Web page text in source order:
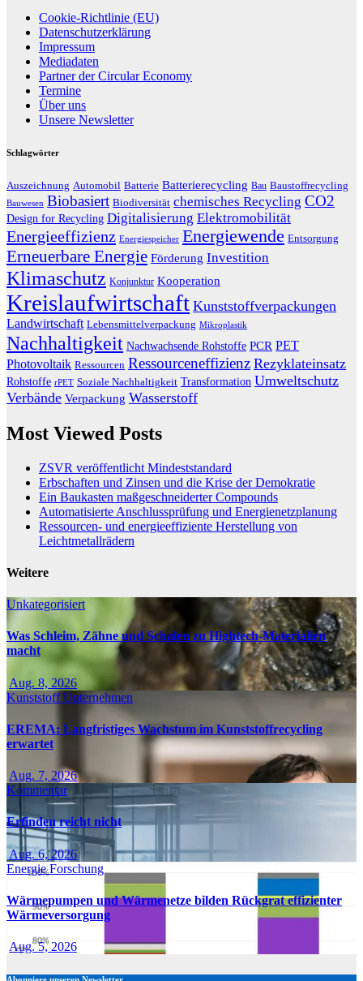
Cookie-Richtlinie (EU)
Datenschutzerklärung
Impressum
Mediadaten
Partner der Circular Economy
Termine
Über uns
Unsere Newsletter
Schlagwörter
Auszeichnung Automobil Batterie Batterierecycling Bau Baustoffrecycling
Bauwesen Biobasiert Biodiversität chemisches Recycling CO2
Design for Recycling Digitalisierung Elektromobilität
Energieeffizienz Energiespeicher Energiewende Entsorgung
Erneuerbare Energie Förderung Investition
Klimaschutz Konjunktur Kooperation
Kreislaufwirtschaft Kunststoffverpackungen
Landwirtschaft Lebensmittelverpackung Mikroplastik
Nachhaltigkeit Nachwachsende Rohstoffe PCR PET
Photovoltaik Ressourcen Ressourceneffizienz Rezyklateinsatz
Rohstoffe rPET Soziale Nachhaltigkeit Transformation Umweltschutz
Verbände Verpackung Wasserstoff
Most Viewed Posts
ZSVR veröffentlicht Mindeststandard
Erbschaften und Zinsen und die Krise der Demokratie
Ein Baukasten maßgeschneiderter Compounds
Automatisierte Anschlussprüfung und Energienetzplanung
Ressourcen- und energieeffiziente Herstellung von
Leichtmetallrädern
Weitere
Unkategorisiert
Was Schleim, Zähne und Schalen zu Hightech-Materialien
macht
Aug. 8, 2026
KunststoffUnternehmen
EREMA: Langfristiges Wachstum im Kunststoffrecycling
erwartet
Aug. 7, 2026
Kommentar
Erfinden reicht nicht
Aug. 6, 2026
EnergieForschung
Wärmepumpen und Wärmenetze bilden Rückgrat effizienter
Wärmeversorgung
Aug. 5, 2026